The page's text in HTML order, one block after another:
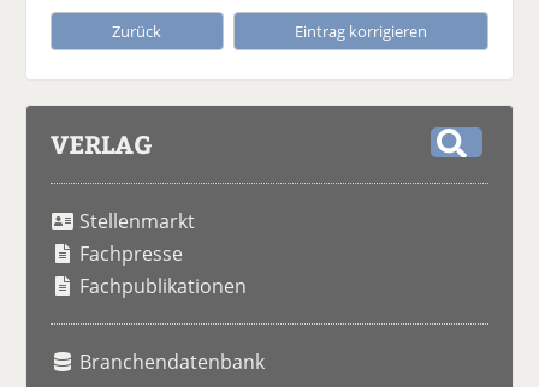
Zurück Eintrag korrigieren
VERLAG
Stellenmarkt
Fachpresse
Fachpublikationen
Branchendatenbank